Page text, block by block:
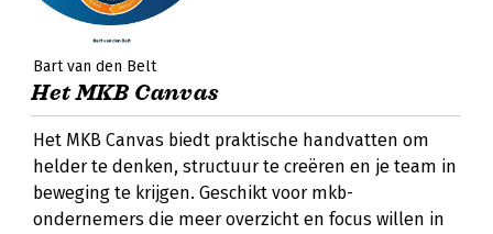
Bart van den Belt
Het MKB Canvas
Het MKB Canvas biedt praktische handvatten om
helder te denken, structuur te creëren en je team in
beweging te krijgen. Geschikt voor mkb-
ondernemers die meer overzicht en focus willen in